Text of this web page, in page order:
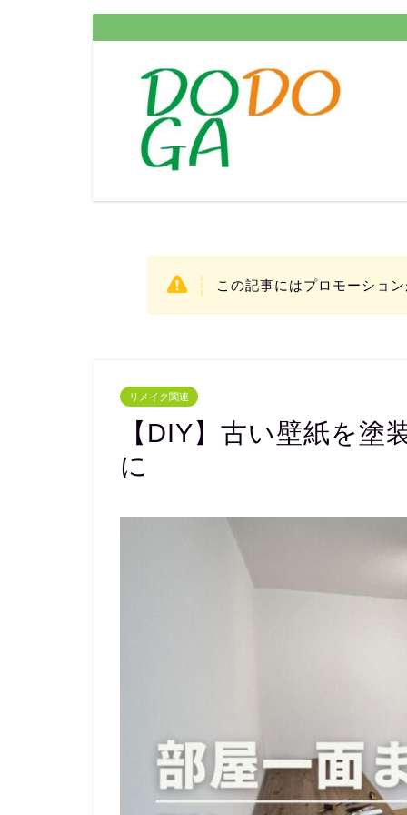
この記事にはプロモーショ
リメイク関連
【DIY】古い壁紙を
に